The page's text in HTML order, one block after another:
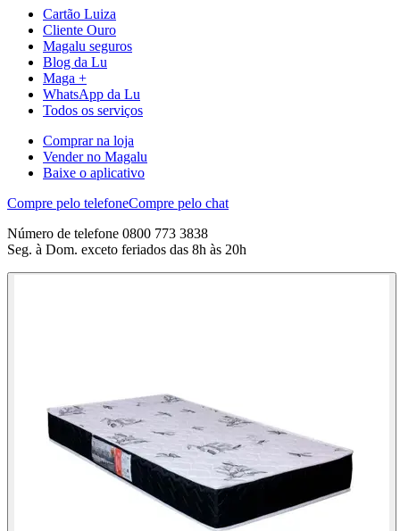
Cartão Luiza
Cliente Ouro
Magalu seguros
Blog da Lu
Maga +
WhatsApp da Lu
Todos os serviços
Comprar na loja
Vender no Magalu
Baixe o aplicativo
Compre pelo telefoneCompre pelo chat
Número de telefone 0800 773 3838
Seg. à Dom. exceto feriados das 8h às 20h